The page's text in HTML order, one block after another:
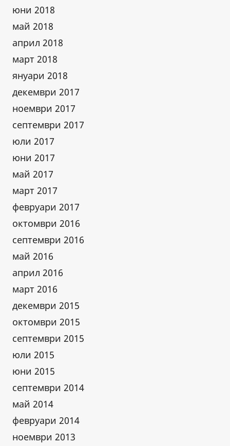
юни 2018
май 2018
април 2018
март 2018
януари 2018
декември 2017
ноември 2017
септември 2017
юли 2017
юни 2017
май 2017
март 2017
февруари 2017
октомври 2016
септември 2016
май 2016
април 2016
март 2016
декември 2015
октомври 2015
септември 2015
юли 2015
юни 2015
септември 2014
май 2014
февруари 2014
ноември 2013